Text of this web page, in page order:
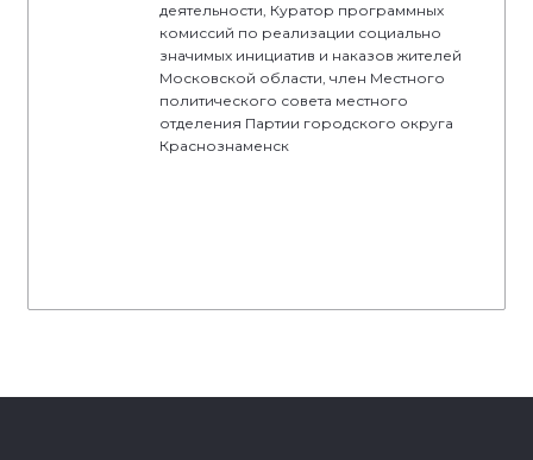
деятельности, Куратор программных
комиссий по реализации социально
значимых инициатив и наказов жителей
Московской области, член Местного
политического совета местного
отделения Партии городского округа
Краснознаменск